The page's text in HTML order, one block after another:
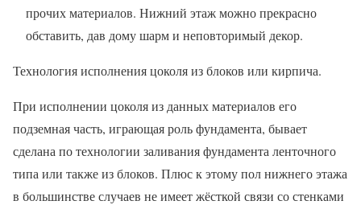
прочих материалов. Нижний этаж можно прекрасно
обставить, дав дому шарм и неповторимый декор.
Технология исполнения цоколя из блоков или кирпича.
При исполнении цоколя из данных материалов его
подземная часть, играющая роль фундамента, бывает
сделана по технологии заливания фундамента ленточного
типа или также из блоков. Плюс к этому пол нижнего этажа
в большинстве случаев не имеет жёсткой связи со стенками